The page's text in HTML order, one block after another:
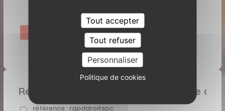
Programme et sessions
Contactez nous
Répondre à une demande d’exercice
référence : rgpddroitspc
Tout accepter
Tout refuser
Personnaliser
Politique de cookies